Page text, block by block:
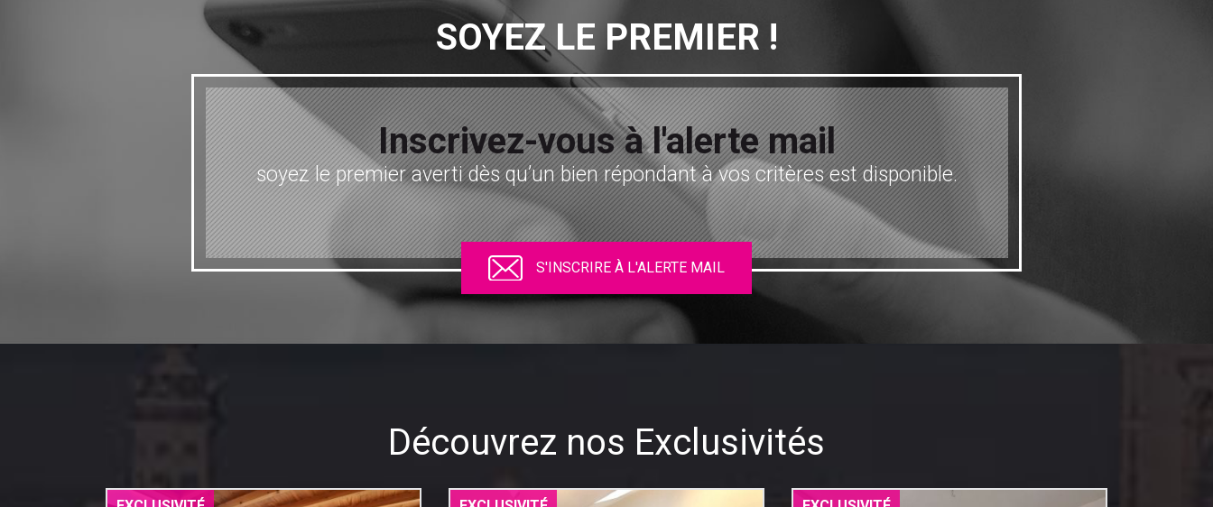
SOYEZ LE PREMIER !
Inscrivez-vous à l'alerte mail
soyez le premier averti dès qu’un bien répondant à vos critères est disponible.
S'INSCRIRE À L'ALERTE MAIL
Découvrez nos Exclusivités